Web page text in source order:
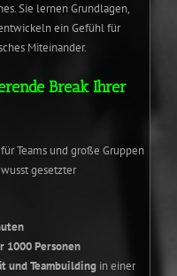
Sie lernen Grundlagen,
ein Gefühl für
Miteinander.
Break Ihrer
Teams und große Gruppen
gesetzter
1000 Personen
und Teambuilding in einer